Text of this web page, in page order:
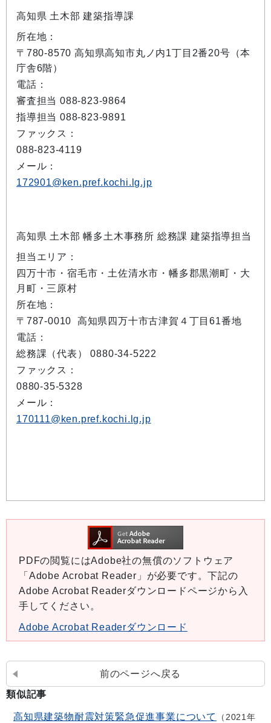
高知県 土木部 建築指導課
所在地：
〒780-8570 高知県高知市丸ノ内1丁目2番20号（本
庁舎6階）
電話：
審査担当 088-823-9864
指導担当 088-823-9891
ファックス：
088-823-4119
メール：
172901@ken.pref.kochi.lg.jp
高知県 土木部 幡多土木事務所 総務課 建築指導担当
担当エリア：
四万十市・宿毛市・土佐清水市・幡多郡黒潮町・大
月町・三原村
所在地：
〒787-0010 高知県四万十市古津賀４丁目61番地
電話：
総務課（代表） 0880-34-5222
ファックス：
0880-35-5328
メール：
170111@ken.pref.kochi.lg.jp
PDFの閲覧にはAdobe社の無償のソフトウェア
「Adobe Acrobat Reader」が必要です。下記の
Adobe Acrobat Readerダウンロードページから入
手してください。
Adobe Acrobat Readerダウンロード
前のページへ戻る
類似記事
高知県建築物耐震対策緊急促進事業について
2021年